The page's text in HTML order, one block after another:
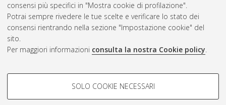
consensi più specifici in "Mostra cookie di profilazione".
Potrai sempre rivedere le tue scelte e verificare lo stato dei
consensi rientrando nella sezione "Impostazione cookie" del
sito.
Per maggiori informazioni consulta la nostra Cookie policy.
COOKIE DI PROFILAZIONE -
SOLO COOKIE NECESSARI
Rss 2.0
ISSN: 2038-7946
Impostazioni Cookie
Informativa sulla privacy
Condizioni d’uso del sito